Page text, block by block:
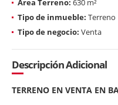
Área Terreno: 630 m²
Tipo de inmueble: Terreno
Tipo de negocio: Venta
Descripción Adicional
TERRENO EN VENTA EN